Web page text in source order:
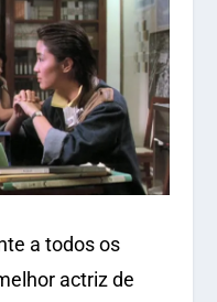
a todos os
actriz de